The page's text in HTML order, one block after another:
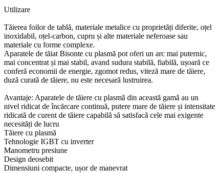
Utilizare
Tăierea foilor de tablă, materiale metalice cu proprietăți diferite, oțel
inoxidabil, oțel-carbon, cupru și alte materiale neferoase sau
materiale cu forme complexe.
Aparatele de tăiat Bisonte cu plasmă pot oferi un arc mai puternic,
mai concentrat și mai stabil, avand sudura stabilă, fiabilă, ușoară ce
conferă economii de energie, zgomot redus, viteză mare de tăiere,
duză curată de tăiere, nu este necesară lustruirea.
Avantaje: Aparatele de tăiere cu plasmă din această gamă au un
nivel ridicat deîncărcare continuă, putere mare de tăiere și intensitate
ridicată de curent de tăiere capabilă să satisfacă cele mai exigente
necesități de lucru
Tăiere cu plasmă
Tehnologie IGBT cu inverter
Manometru presiune
Design deosebit
Dimensiuni compacte, ușor de manevrat